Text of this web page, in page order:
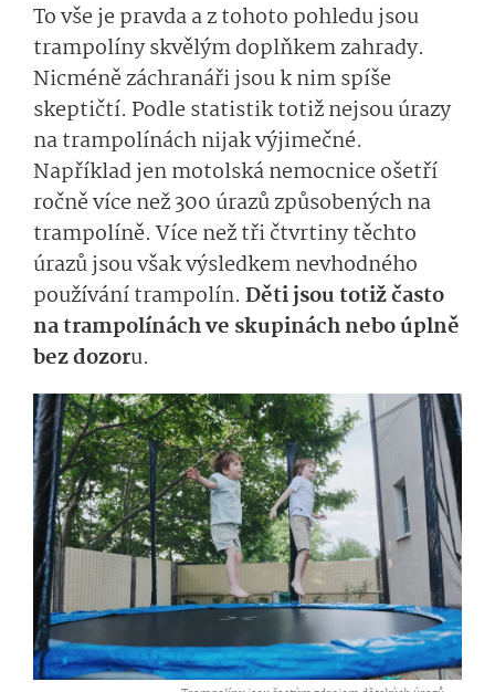
To vše je pravda a z tohoto pohledu jsou
trampolíny skvělým doplňkem zahrady.
Nicméně záchranáři jsou k nim spíše
skeptičtí. Podle statistik totiž nejsou úrazy
na trampolínách nijak výjimečné.
Například jen motolská nemocnice ošetří
ročně více než 300 úrazů způsobených na
trampolíně. Více než tři čtvrtiny těchto
úrazů jsou však výsledkem nevhodného
používání trampolín. Děti jsou totiž často
na trampolínách ve skupinách nebo úplně
bez dozoru.